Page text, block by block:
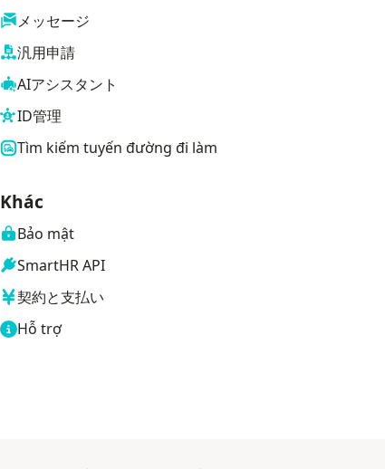
メッセージ
汎用申請
AIアシスタント
ID管理
Tìm kiếm tuyến đường đi làm
Khác
Bảo mật
SmartHR API
契約と支払い
Hỗ trợ